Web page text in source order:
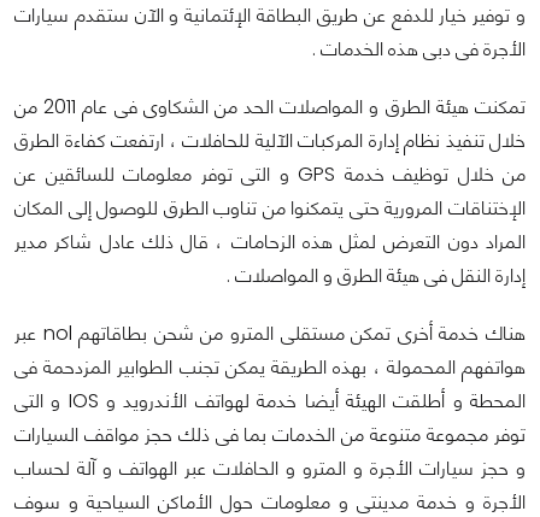
و توفير خيار للدفع عن طريق البطاقة الإئتمانية و الآن ستقدم سيارات
الأجرة فى دبى هذه الخدمات .
تمكنت هيئة الطرق و المواصلات الحد من الشكاوى فى عام 2011 من
خلال تنفيذ نظام إدارة المركبات الآلية للحافلات ، ارتفعت كفاءة الطرق
من خلال توظيف خدمة GPS و التى توفر معلومات للسائقين عن
الإختناقات المرورية حتى يتمكنوا من تناوب الطرق للوصول إلى المكان
المراد دون التعرض لمثل هذه الزحامات ، قال ذلك عادل شاكر مدير
إدارة النقل فى هيئة الطرق و المواصلات .
هناك خدمة أخرى تمكن مستقلى المترو من شحن بطاقاتهم nol عبر
هواتفهم المحمولة ، بهذه الطريقة يمكن تجنب الطوابير المزدحمة فى
المحطة و أطلقت الهيئة أيضا خدمة لهواتف الأندرويد و IOS و التى
توفر مجموعة متنوعة من الخدمات بما فى ذلك حجز مواقف السيارات
و حجز سيارات الأجرة و المترو و الحافلات عبر الهواتف و آلة لحساب
الأجرة و خدمة مدينتى و معلومات حول الأماكن السياحية و سوف